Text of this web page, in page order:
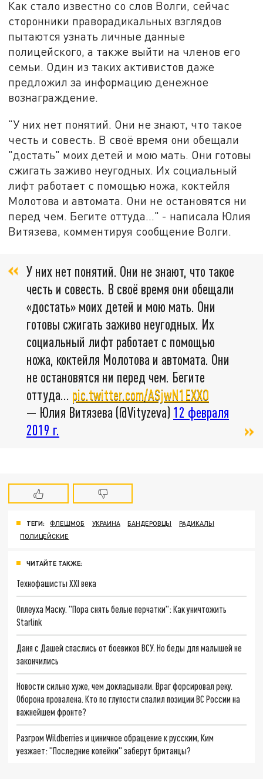
Как стало известно со слов Волги, сейчас
сторонники праворадикальных взглядов
пытаются узнать личные данные
полицейского, а также выйти на членов его
семьи. Один из таких активистов даже
предложил за информацию денежное
вознаграждение.
"У них нет понятий. Они не знают, что такое
честь и совесть. В своё время они обещали
"достать" моих детей и мою мать. Они готовы
сжигать заживо неугодных. Их социальный
лифт работает с помощью ножа, коктейля
Молотова и автомата. Они не остановятся ни
перед чем. Бегите оттуда..." - написала Юлия
Витязева, комментируя сообщение Волги.
У них нет понятий. Они не знают, что такое
честь и совесть. В своё время они обещали
«достать» моих детей и мою мать. Они
готовы сжигать заживо неугодных. Их
социальный лифт работает с помощью
ножа, коктейля Молотова и автомата. Они
не остановятся ни перед чем. Бегите
оттуда... pic.twitter.com/ASjwN1EXXO
— Юлия Витязева (@Vityzeva) 12 февраля
2019 г.
ТЕГИ: ФЛЕШМОБ УКРАИНА БАНДЕРОВЦЫ
РАДИКАЛЫ
ПОЛИЦЕЙСКИЕ
ЧИТАЙТЕ ТАКЖЕ:
Технофашисты XXI века
Оплеуха Маску. "Пора снять белые перчатки": Как уничтожить
Starlink
Даня с Дашей спаслись от боевиков ВСУ. Но беды для малышей не
закончились
Новости сильно хуже, чем докладывали. Враг форсировал реку.
Оборона провалена. Кто по глупости спалил позиции ВС России на
важнейшем фронте?
Разгром Wildberries и циничное обращение к русским, Ким
уезжает: "Последние копейки" заберут британцы?